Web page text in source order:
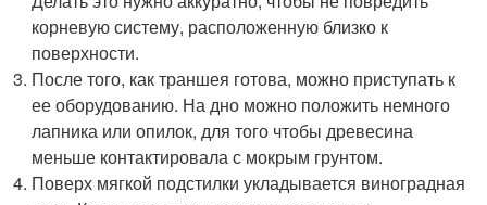
корневую систему, расположенную близко к
поверхности.
После того, как траншея готова, можно приступать к
ее оборудованию. На дно можно положить немного
лапника или опилок, для того чтобы древесина
меньше контактировала с мокрым грунтом.
Поверх мягкой подстилки укладывается виноградная